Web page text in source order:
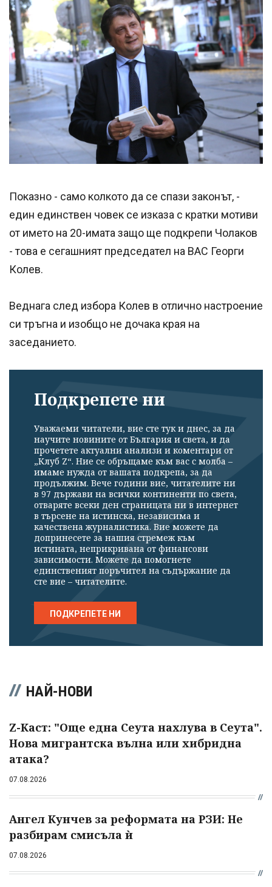
Успешно
излязохте от
профила си!
Показно - само колкото да се спази законът, -
един единствен човек се изказа с кратки мотиви
от името на 20-имата защо ще подкрепи Чолаков
- това е сегашният председател на ВАС Георги
Колев.
Веднага след избора Колев в отлично настроение
си тръгна и изобщо не дочака края на
заседанието.
Подкрепете ни
Уважаеми читатели, вие сте тук и днес, за да
научите новините от България и света, и да
прочетете актуални анализи и коментари от
„Клуб Z“. Ние се обръщаме към вас с молба –
имаме нужда от вашата подкрепа, за да
продължим. Вече години вие, читателите ни
в 97 държави на всички континенти по света,
отваряте всеки ден страницата ни в интернет
в търсене на истинска, независима и
качествена журналистика. Вие можете да
допринесете за нашия стремеж към
истината, неприкривана от финансови
зависимости. Можете да помогнете
единственият поръчител на съдържание да
сте вие – читателите.
ПОДКРЕПЕТЕ НИ
НАЙ-НОВИ
Z-Каст: "Още една Сеута нахлува в Сеута".
Нова мигрантска вълна или хибридна
атака?
07.08.2026
Ангел Кунчев за реформата на РЗИ: Не
разбирам смисъла ѝ
07.08.2026